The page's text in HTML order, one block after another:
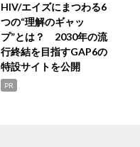
HIV/エイズにまつわる6
つの“理解のギャッ
プ”とは？ 2030年の流
行終結を目指すGAP6の
特設サイトを公開
PR